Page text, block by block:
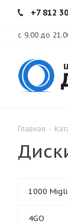
+7 812
с 9.00 до
Главная -
1000
4GO